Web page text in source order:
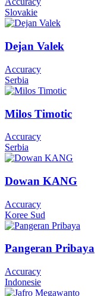
Slovakie
Dejan Valek
Accuracy
Serbia
Milos Timotic
Accuracy
Serbia
Dowan KANG
Accuracy
Koree Sud
Pangeran Pribaya
Accuracy
Indonesie